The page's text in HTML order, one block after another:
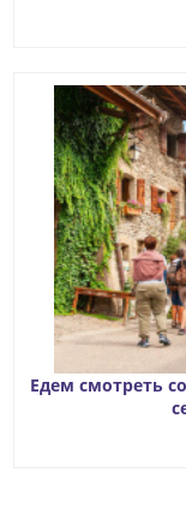
Едем смотреть